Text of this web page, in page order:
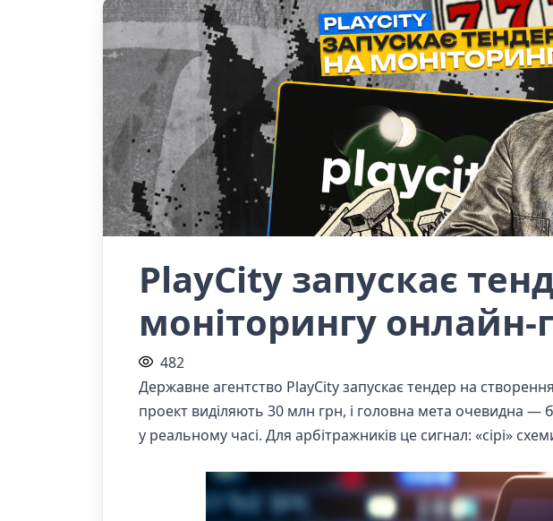
PlayCity запускає
моніторингу онлайн-
482
Державне агентство PlayCity запускає тендер на
проект виділяють 30 млн грн, і головна мета очевидна —
у реальному часі. Для арбітражників це сигнал: «сірі»